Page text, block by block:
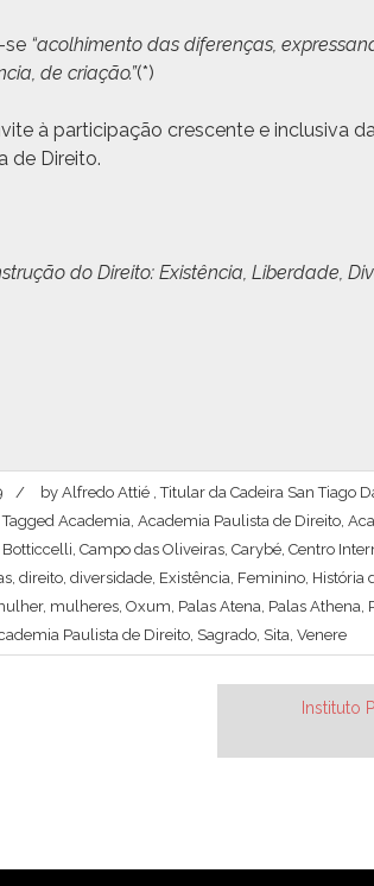
se “acol­hi­men­to das difer­enças,
de cri­ação.”(*)
à par­tic­i­pação cres­cente e inclu­si­va
de Direito.
do Dire­ito: Existên­cia, Liber­dade,
by Alfredo Attié , Titular da Cadeira San Tiago
Tagged Academia Academia Paulista de Direito
Botticcelli Campo das Oliveiras Carybé Centro
direito diversidade Existência Feminino História
, mulheres Oxum Palas Atena Palas Athena
Paulista de Direito Sagrado Sita Venere
Instituto